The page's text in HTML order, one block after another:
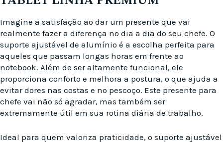
Imagine a satisfação ao dar um presente que vai
realmente fazer a diferença no dia a dia do seu chefe. O
suporte ajustável de alumínio é a escolha perfeita para
aqueles que passam longas horas em frente ao
notebook. Além de ser altamente funcional, ele
proporciona conforto e melhora a postura, o que ajuda a
evitar dores nas costas e no pescoço. Este presente para
chefe vai não só agradar, mas também ser
extremamente útil em sua rotina diária de trabalho.
Ideal para quem valoriza praticidade, o suporte ajustável